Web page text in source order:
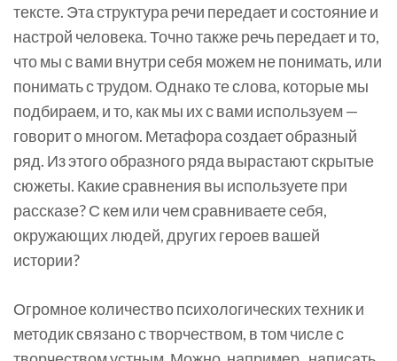
тексте. Эта структура речи передает и состояние и
настрой человека. Точно также речь передает и то,
что мы с вами внутри себя можем не понимать, или
понимать с трудом. Однако те слова, которые мы
подбираем, и то, как мы их с вами используем —
говорит о многом. Метафора создает образный
ряд. Из этого образного ряда вырастают скрытые
сюжеты. Какие сравнения вы используете при
рассказе? С кем или чем сравниваете себя,
окружающих людей, других героев вашей
истории?
Огромное количество психологических техник и
методик связано с творчеством, в том числе с